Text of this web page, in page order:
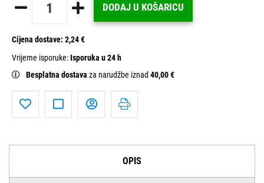
DODAJ U KOŠARICU
Cijena dostave: 2,24 €
Vrijeme isporuke:Isporuka u 24 h
Besplatna dostava za narudžbe iznad 40,00 €
OPIS